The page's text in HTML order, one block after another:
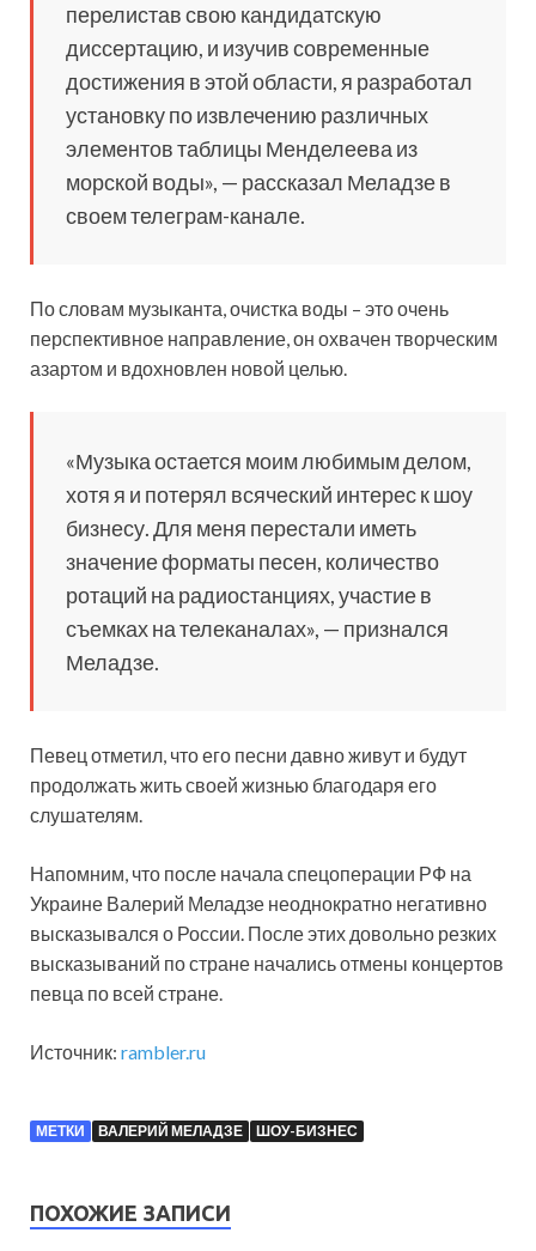
перелистав свою кандидатскую
диссертацию, и изучив современные
достижения в этой области, я разработал
установку по извлечению различных
элементов таблицы Менделеева из
морской воды», — рассказал Меладзе в
своем телеграм-канале.
По словам музыканта, очистка воды – это очень
перспективное направление, он охвачен творческим
азартом и вдохновлен новой целью.
«Музыка остается моим любимым делом,
хотя я и потерял всяческий интерес к шоу
бизнесу. Для меня перестали иметь
значение форматы песен, количество
ротаций на радиостанциях, участие в
съемках на телеканалах», — признался
Меладзе.
Певец отметил, что его песни давно живут и будут
продолжать жить своей жизнью благодаря его
слушателям.
Напомним, что после начала спецоперации РФ на
Украине Валерий Меладзе неоднократно негативно
высказывался о России. После этих довольно резких
высказываний по стране начались отмены концертов
певца по всей стране.
Источник: rambler.ru
МЕТКИ ВАЛЕРИЙ МЕЛАДЗЕ ШОУ-БИЗНЕС
ПОХОЖИЕ ЗАПИСИ